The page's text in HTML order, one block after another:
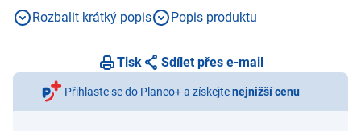
Rozbalit krátký popis
Popis produktu
Tisk Sdílet přes e-mail
Přihlaste se do Planeo+ a získejtenejnižší cenu